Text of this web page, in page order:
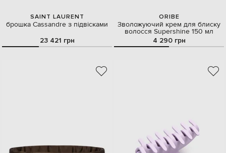
SAINT LAURENT
брошка Cassandre з підвісками
23 421 грн
ORIBE
Зволожуючий крем для блиску
волосся Supershine 150 мл
4 290 грн